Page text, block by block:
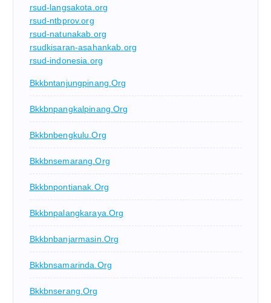
rsud-langsakota.org
rsud-ntbprov.org
rsud-natunakab.org
rsudkisaran-asahankab.org
rsud-indonesia.org
Bkkbntanjungpinang.org
Bkkbnpangkalpinang.org
Bkkbnbengkulu.org
Bkkbnsemarang.org
Bkkbnpontianak.org
Bkkbnpalangkaraya.org
Bkkbnbanjarmasin.org
Bkkbnsamarinda.org
Bkkbnserang.org